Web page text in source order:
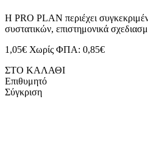
H PRO PLAN περιέχει
συστατικών, επιστημονικά
1,05€ Χωρίς ΦΠΑ: 0,85€
ΣΤΟ ΚΑΛΑΘΙ
Επιθυμητό
Σύγκριση